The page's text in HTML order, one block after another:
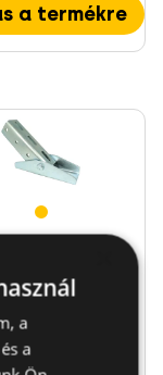
a termékre
Profilsín
a
a